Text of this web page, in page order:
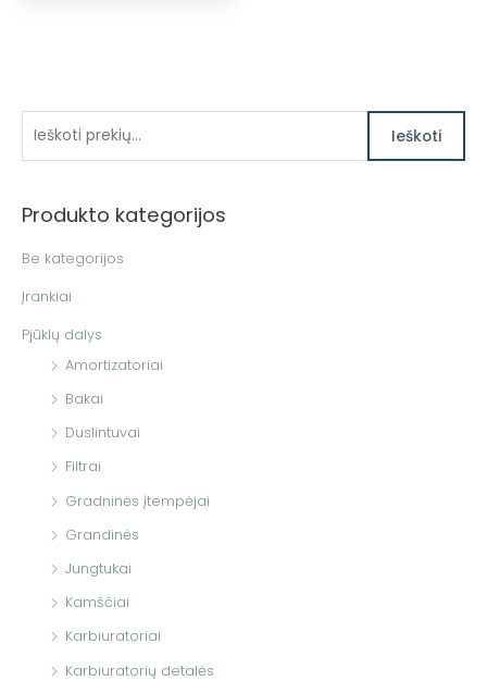
k
i
Ieškoti
Produkto kategorijos
Be kategorijos
Įrankiai
Pjūklų dalys
Amortizatoriai
Bakai
Duslintuvai
Filtrai
Gradninės įtempėjai
Grandinės
Jungtukai
Kamščiai
Karbiuratoriai
Karbiuratorių detalės